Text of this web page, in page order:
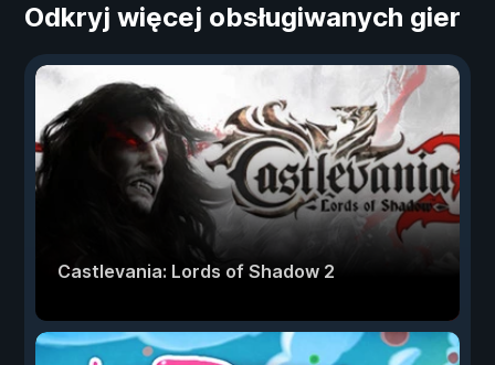
Odkryj więcej obsługiwanych gier
Castlevania: Lords of Shadow 2